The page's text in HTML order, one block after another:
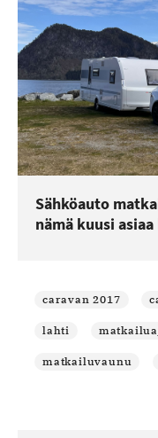
Sähköauto
nämä kuusi
caravan 2017
lahti
matkailuvaunu